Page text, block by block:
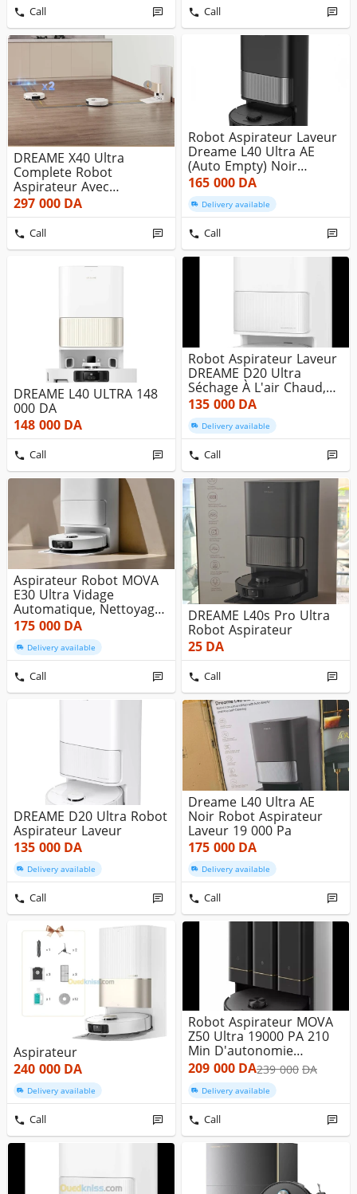
Call Call
DREAME X40 Ultra
Complete Robot
Aspirateur Avec
Serpillière Amovible E...
297 000DA
Call
Robot Aspirateur Laveur
Dreame L40 Ultra AE
(Auto Empty) Noir
19000Pa
165 000DA
Delivery available
Call
DREAME L40 ULTRA 148
000 DA
148 000DA
Call
Robot Aspirateur Laveur
DREAME D20 Ultra
Séchage À L'air Chaud,
Autono...
135 000DA
Delivery available
Call
Aspirateur Robot MOVA
E30 Ultra Vidage
Automatique, Nettoyage
Automati...
175 000DA
Delivery available
Call
DREAME L40s Pro Ultra
Robot Aspirateur
25DA
Call
DREAME D20 Ultra Robot
Aspirateur Laveur
135 000DA
Delivery available
Call
Dreame L40 Ultra AE
Noir Robot Aspirateur
Laveur 19 000 Pa
175 000DA
Delivery available
Call
Aspirateur
240 000DA
Delivery available
Call
Robot Aspirateur MOVA
Z50 Ultra 19000 PA 210
Min D'autonomie
Serpilliè...
209 000DA239 000DA
Delivery available
Call